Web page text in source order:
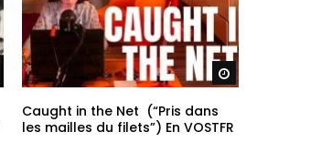
Regarder plus tard
Caught in the Net (“Pris dans
les mailles du filets”) En VOSTFR